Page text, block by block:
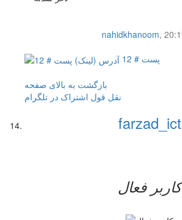
nahidkhanoom,
پست # 12
بازگشت به بالای صفحه
نقل قول اشتراک در تلگرام
farzad_ict
کاربر فعال